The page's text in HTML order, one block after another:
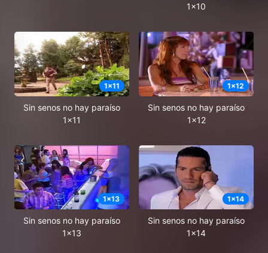
1x10
1x11
Sin senos no hay paraíso
1x11
1x12
Sin senos no hay paraíso
1x12
1x13
Sin senos no hay paraíso
1x13
1x14
Sin senos no hay paraíso
1x14